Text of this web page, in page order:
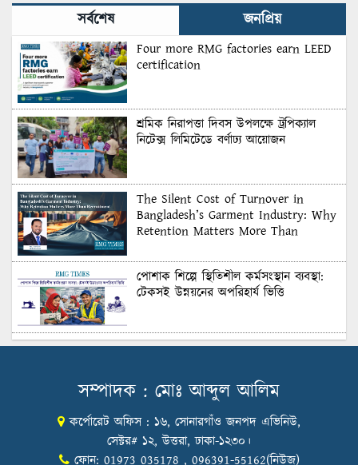
সর্বশেষ জনপ্রিয়
Four more RMG factories earn LEED
certification
শ্রমিক নিরাপত্তা দিবস উপলক্ষে ট্রপিক্যাল
নিটেক্স লিমিটেডে বর্ণাঢ্য আয়োজন
The Silent Cost of Turnover in
Bangladesh’s Garment Industry: Why
Retention Matters More Than
পোশাক শিল্পে স্থিতিশীল কর্মসংস্থান ব্যবস্থা:
টেকসই উন্নয়নের অপরিহার্য ভিত্তি
শুল্কের দেয়াল ভাঙার সুযোগ: মার্কিন বাজারে
Honoring Excellence: Texstream
Fashion Ltd. Rewards Best Workers–
2026
সম্পাদক : মোঃ আব্দুল আলিম
কর্পোরেট অফিস : ১৬, সোনারগাঁও জনপদ এভিনিউ,
সেক্টর# ১২, উত্তরা, ঢাকা-১২৩০।
ফোন: 01973 035178 , 096391-55162(নিউজ)